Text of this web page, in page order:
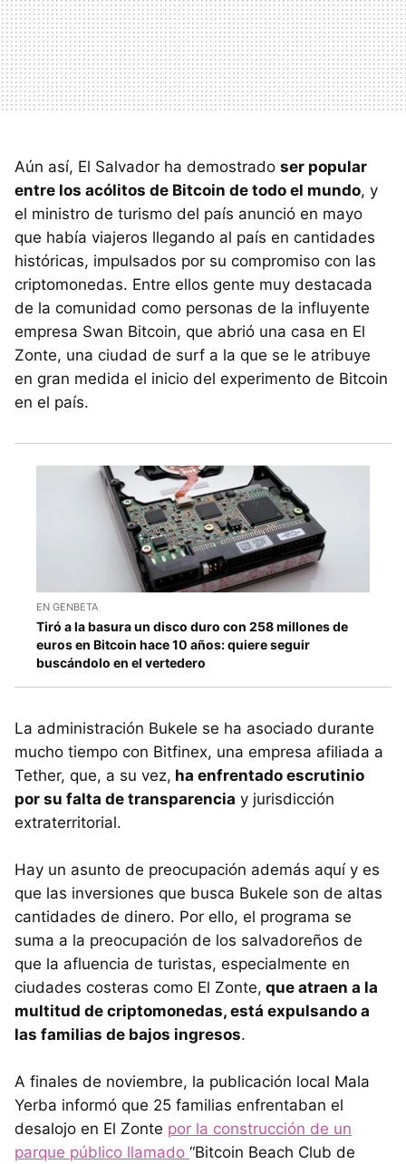
Aún así, El Salvador ha demostrado ser popular
entre los acólitos de Bitcoin de todo el mundo, y
el ministro de turismo del país anunció en mayo
que había viajeros llegando al país en cantidades
históricas, impulsados ​​por su compromiso con las
criptomonedas. Entre ellos gente muy destacada
de la comunidad como personas de la influyente
empresa Swan Bitcoin, que abrió una casa en El
Zonte, una ciudad de surf a la que se le atribuye
en gran medida el inicio del experimento de Bitcoin
en el país.
EN GENBETA
Tiró a la basura un disco duro con 258 millones de
euros en Bitcoin hace 10 años: quiere seguir
buscándolo en el vertedero
La administración Bukele se ha asociado durante
mucho tiempo con Bitfinex, una empresa afiliada a
Tether, que, a su vez, ha enfrentado escrutinio
por su falta de transparencia y jurisdicción
extraterritorial.
Hay un asunto de preocupación además aquí y es
que las inversiones que busca Bukele son de altas
cantidades de dinero. Por ello, el programa se
suma a la preocupación de los salvadoreños de
que la afluencia de turistas, especialmente en
ciudades costeras como El Zonte, que atraen a la
multitud de criptomonedas, está expulsando a
las familias de bajos ingresos.
A finales de noviembre, la publicación local Mala
Yerba informó que 25 familias enfrentaban el
desalojo en El Zonte por la construcción de un
parque público llamado “Bitcoin Beach Club de